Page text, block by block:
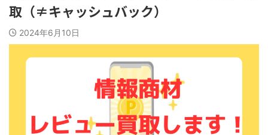
取（≠キャッシュバック）
2024年6月10日